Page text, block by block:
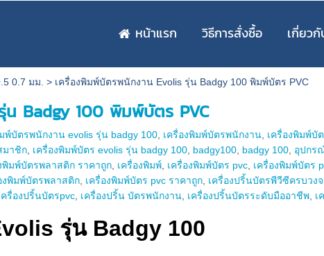
หน้าแรก วิธีการสั่งซื้อ เกี่ยวกั
0.7 มม. > เครื่องพิมพ์บัตรพนักงาน Evolis รุ่น Badgy 100 พิมพ์บัตร PVC
Badgy 100 พิมพ์บัตร PVC
พ์บัตรพนักงาน evolis รุ่น badgy 100 เครื่องพิมพ์บัตรพนักงาน เครื่องพิมพ์บั
มาชิก เครื่องพิมพ์บัตร evolis รุ่น badgy 100 badgy100 badgy 100 อุปกร
พิมพ์บัตรพลาสติก ราคาถูก เครื่องพิมพ์ เครื่องพิมพ์บัตร pvc เครื่องพิมพ์บัตร
งพิมพ์บัตรพลาสติก เครื่องพิมพ์บัตร pvc ราคาถูก เครื่องปริ้นบัตรพีวีซีครบวง
ครื่องปริ้นบัตรpvc เครื่องปริ้น บัตรพนักงาน เครื่องปริ้นบัตรระดับมืออาชีพ เ
รุ่น Badgy 100